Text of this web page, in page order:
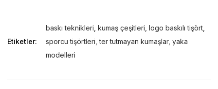
Etiketler:
baskı teknikleri kumaş çeşitleri logo baskılı tişört
sporcu tişörtleri ,ter tutmayan kumaşlar, yaka
modelleri